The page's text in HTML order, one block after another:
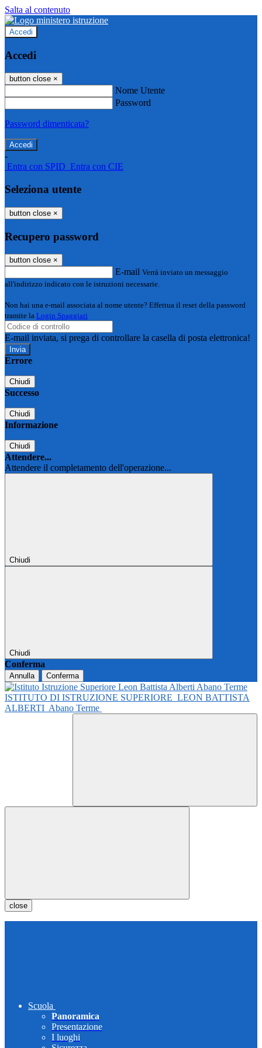
Salta al contenuto
Accedi
Accedi
button close ×
Nome Utente
Password
Password dimenticata?
-
Entra con SPID Entra con CIE
Seleziona utente
button close ×
Recupero password
button close ×
E-mail Verrà inviato un messaggio
all'indirizzo indicato con le istruzioni necessarie.
Non hai una e-mail associata al nome utente? Effettua il reset della password
tramite la Login Spaggiari
E-mail inviata, si prega di controllare la casella di posta elettronica!
Errore
Chiudi
Successo
Chiudi
Informazione
Chiudi
Attendere...
Attendere il completamento dell'operazione...
Chiudi
Chiudi
Conferma
Annulla Conferma
ISTITUTO DI ISTRUZIONE SUPERIORE LEON BATTISTA
ALBERTI Abano Terme
close
Scuola
Panoramica
Presentazione
I luoghi